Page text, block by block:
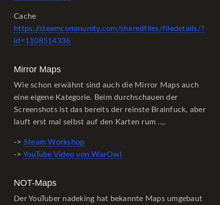
Cache
https://steamcommunity.com/sharedfiles/filedetails/?
id=1108514336
Mirror Maps
Wie schon erwähnt sind auch die Mirror Maps auch
eine eigene Kategorie. Beim durchschauen der
Screenshots ist das bereits der reinste Brainfuck, aber
lauft erst mal selbst auf den Karten rum ..,.
-> Steam Workshop
-> YouTube Video von WarOwl
NOT-Maps
Der YouTuber nadeking hat bekannte Maps umgebaut